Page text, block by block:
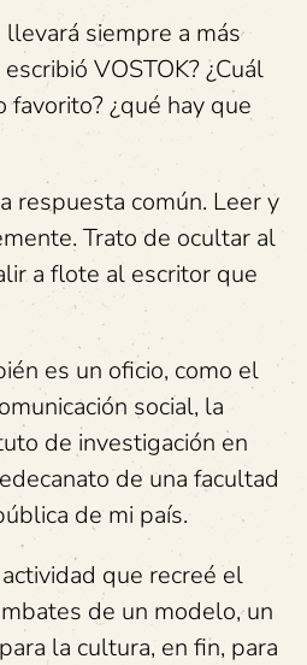
siempre a más
VOSTOK? ¿Cuál
¿qué hay que
respuesta común. Leer y
Trato de ocultar al
a flote al escritor que
es un oficio, como el
social, la
de investigación en
de una facultad
de mi país.
que recreé el
de un modelo, un
la cultura, en fin, para